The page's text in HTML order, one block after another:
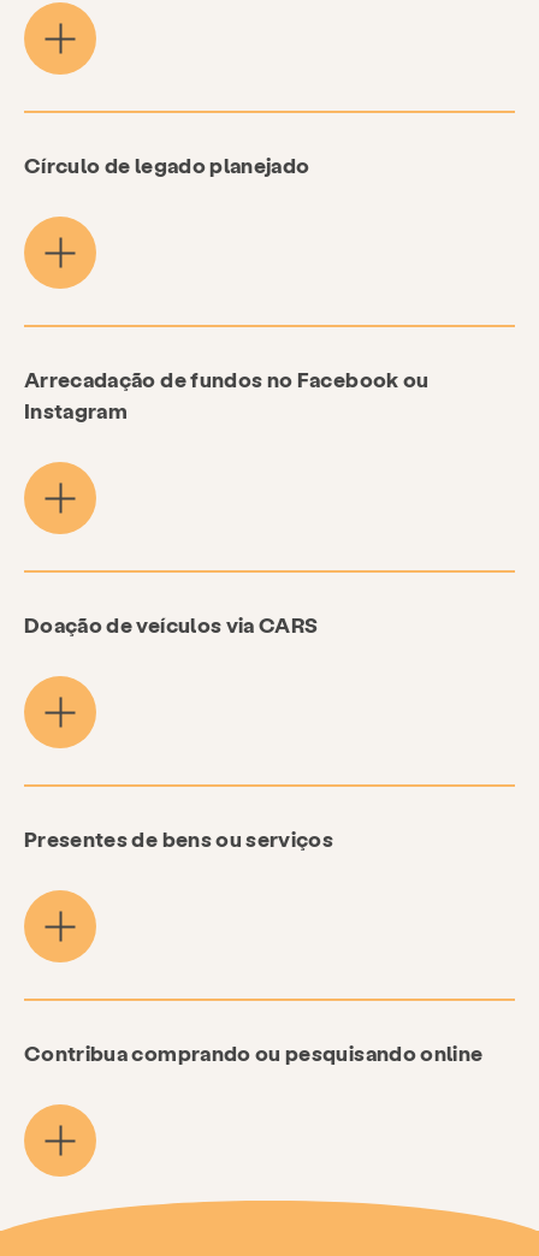
Emprego Perguntas frequentes
Círculo de legado planejado
Arrecadação de fundos no Facebook ou
Instagram
Doação de veículos via CARS
Presentes de bens ou serviços
Contribua comprando ou pesquisando online